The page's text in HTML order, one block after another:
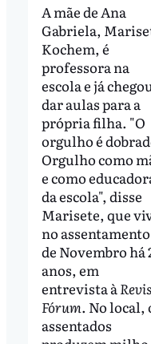
A mãe de Ana
Gabriela,
Kochem, é
professora na
escola e já
dar aulas para a
própria filha. "O
orgulho é
Orgulho como
e como
da escola", disse
Marisete, que
no
de Novembro há
anos, em
entrevista à
Fórum. No local,
assentados